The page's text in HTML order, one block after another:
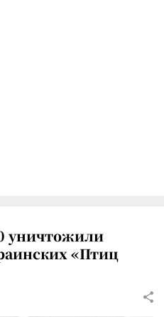
уничтожили
«Птиц